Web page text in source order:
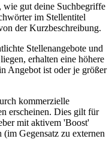
gut deine Suchbegriffe
im Stellentitel
der Kurzbeschreibung.
Stellenangebote und
erhalten eine höhere
Angebot ist oder je größer
kommerzielle
erscheinen. Dies gilt für
mit aktivem 'Boost'
Gegensatz zu externen